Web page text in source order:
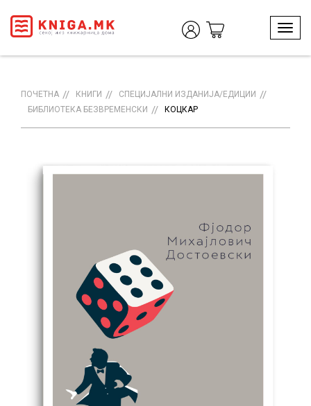
T
o
g
a
ПОЧЕТНА КНИГИ
СПЕЦИЈАЛНИ ИЗДАНИЈА/ЕДИЦИИ
БИБЛИОТЕКА БЕЗВРЕМЕНСКИ
КОЦКАР